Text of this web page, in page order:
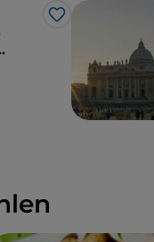
Like